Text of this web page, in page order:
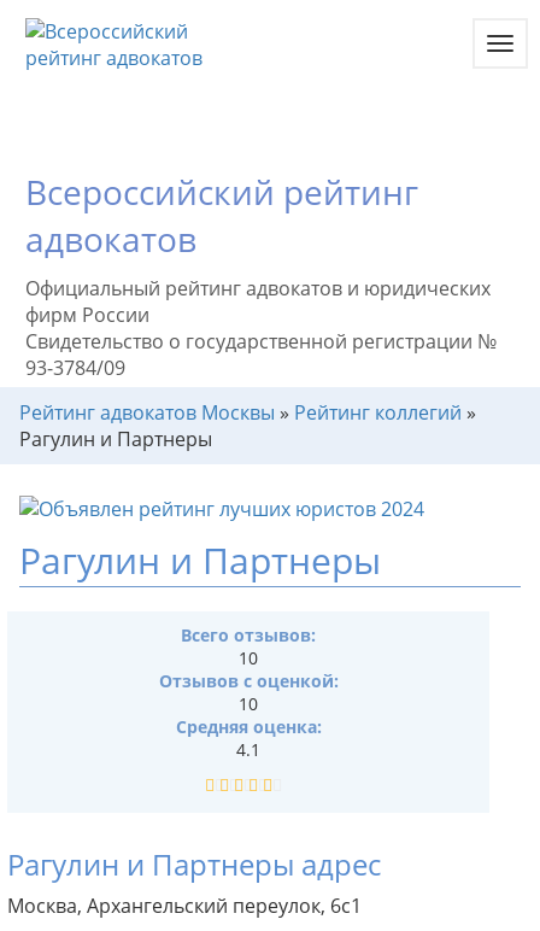
Всероссийский рейтинг
адвокатов
Официальный рейтинг адвокатов и юридических
фирм России
Свидетельство о государственной регистрации №
93-3784/09
Рейтинг адвокатов Москвы » Рейтинг коллегий »
Рагулин и Партнеры
Рагулин и Партнеры
Рагулин и Партнеры адрес
Москва, Архангельский переулок, 6с1
Всего отзывов:
10
Отзывов с оценкой:
10
Средняя оценка:
4.1